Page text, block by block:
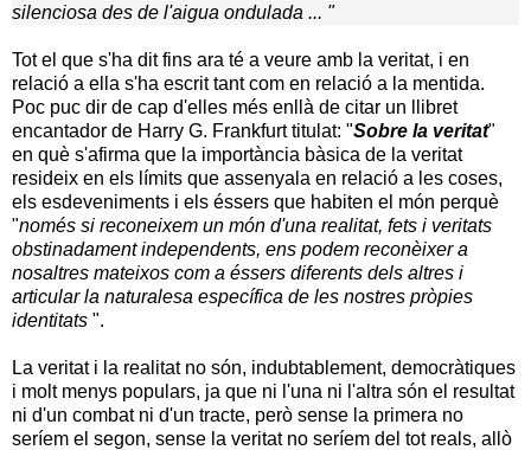
silenciosa des de l'aigua ondulada ... "
Tot el que s'ha dit fins ara té a veure amb la veritat, i en
relació a ella s'ha escrit tant com en relació a la mentida.
Poc puc dir de cap d'elles més enllà de citar un llibret
encantador de Harry G. Frankfurt titulat: "Sobre la veritat"
en què s'afirma que la importància bàsica de la veritat
resideix en els límits que assenyala en relació a les coses,
els esdeveniments i els éssers que habiten el món perquè
"només si reconeixem un món d'una realitat, fets i veritats
obstinadament independents, ens podem reconèixer a
nosaltres mateixos com a éssers diferents dels altres i
articular la naturalesa específica de les nostres pròpies
identitats ".
La veritat i la realitat no són, indubtablement, democràtiques
i molt menys populars, ja que ni l'una ni l'altra són el resultat
ni d'un combat ni d'un tracte, però sense la primera no
seríem el segon, sense la veritat no seríem del tot reals, allò